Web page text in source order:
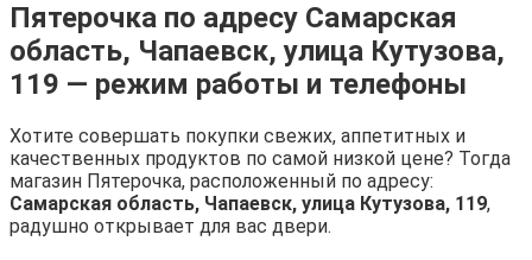
Пятерочка по адресу Самарская
область, Чапаевск, улица Кутузова,
119 — режим работы и телефоны
Хотите совершать покупки свежих, аппетитных и
качественных продуктов по самой низкой цене? Тогда
магазин Пятерочка, расположенный по адресу:
Самарская область, Чапаевск, улица Кутузова, 119,
радушно открывает для вас двери.